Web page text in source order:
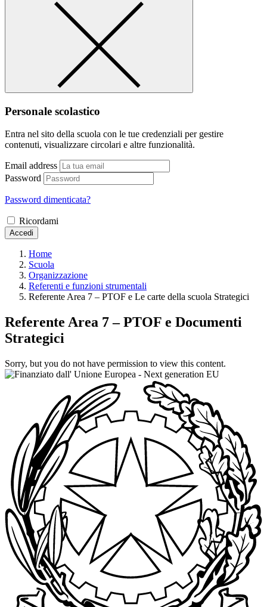
Personale scolastico
Entra nel sito della scuola con le tue credenziali per gestire
contenuti, visualizzare circolari e altre funzionalità.
Email address
Password
Password dimenticata?
Ricordami
Accedi
Home
Scuola
Organizzazione
Referenti e funzioni strumentali
Referente Area 7 – PTOF e Le carte della scuola Strategici
Referente Area 7 – PTOF e Documenti
Strategici
Sorry, but you do not have permission to view this content.